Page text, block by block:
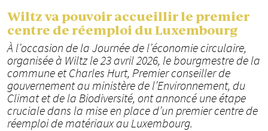
Wiltz va pouvoir accueillir le premier
centre de réemploi du Luxembourg
À l’occasion de la Journée de l’économie circulaire,
organisée à Wiltz le 23 avril 2026, le bourgmestre de la
commune et Charles Hurt, Premier conseiller de
gouvernement au ministère de l’Environnement, du
Climat et de la Biodiversité, ont annoncé une étape
cruciale dans la mise en place d’un premier centre de
réemploi de matériaux au Luxembourg.